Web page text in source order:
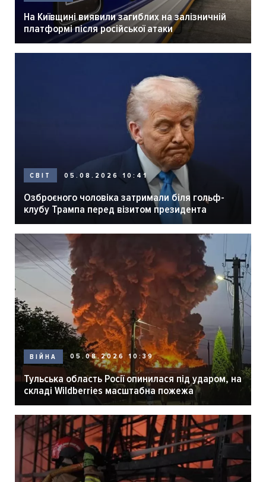
На Київщині виявили загиблих на залізничній
платформі після російської атаки
СВІТ 05.08.2026 10:41
Озброєного чоловіка затримали біля гольф-
клубу Трампа перед візитом президента
ВІЙНА 05.08.2026 10:39
Тульська область Росії опинилася під ударом, на
складі Wildberries масштабна пожежа